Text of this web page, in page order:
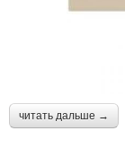
читать дальше →